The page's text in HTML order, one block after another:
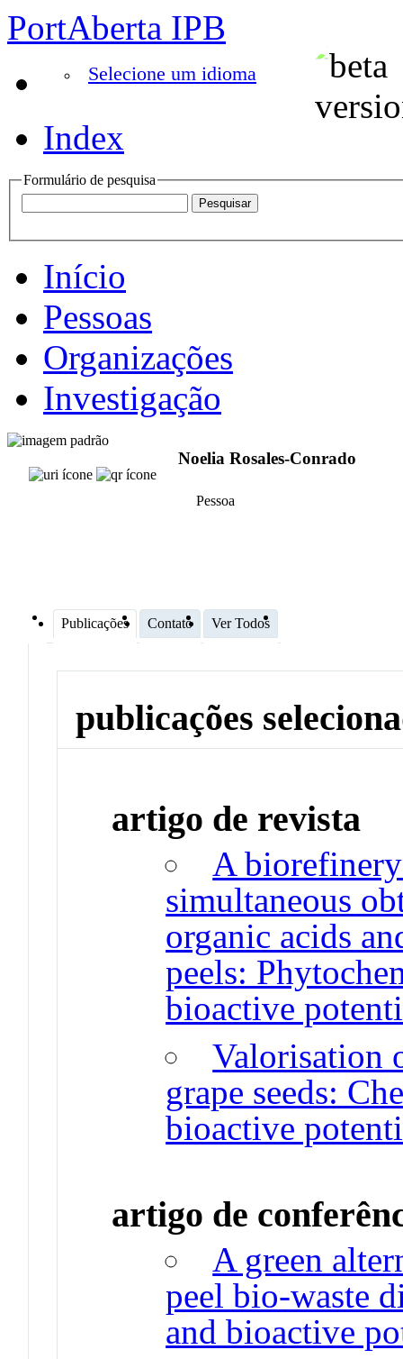
PortAberta IPB
Selecione um idioma
Index
Formulário de pesquisa
Início
Pessoas
Organizações
Investigação
Noelia Rosales-Conrado
Pessoa
Publicações Contato Ver Todos
publicações
artigo de revista
A
simultaneous
organic acids
peels:
bioactive
Valorisation
grape seeds:
bioactive
artigo de
A green
peel bio-waste
and bioactive